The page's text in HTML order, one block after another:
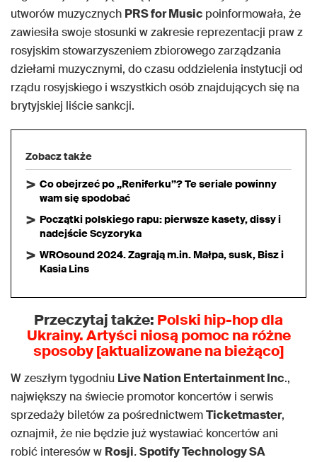
utworów muzycznych PRS for Music poinformowała, że
zawiesiła swoje stosunki w zakresie reprezentacji praw z
rosyjskim stowarzyszeniem zbiorowego zarządzania
dziełami muzycznymi, do czasu oddzielenia instytucji od
rządu rosyjskiego i wszystkich osób znajdujących się na
brytyjskiej liście sankcji.
Zobacz także
Co obejrzeć po „Reniferku”? Te seriale powinny
wam się spodobać
Początki polskiego rapu: pierwsze kasety, dissy i
nadejście Scyzoryka
WROsound 2024. Zagrają m.in. Małpa, susk, Bisz i
Kasia Lins
Przeczytaj także: Polski hip-hop dla
Ukrainy. Artyści niosą pomoc na różne
sposoby [aktualizowane na bieżąco]
W zeszłym tygodniu Live Nation Entertainment Inc.,
największy na świecie promotor koncertów i serwis
sprzedaży biletów za pośrednictwemTicketmaster,
oznajmił, że nie będzie już wystawiać koncertów ani
robić interesów w Rosji.Spotify Technology SA